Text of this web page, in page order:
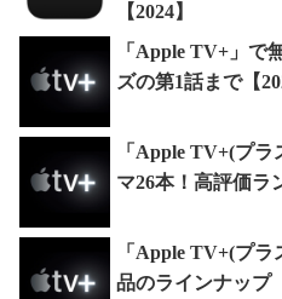
【2024】
「Apple TV+」で
ズの第1話まで【
「Apple TV+(プ
マ26本！高評価ラ
「Apple TV+(プ
品のラインナップ